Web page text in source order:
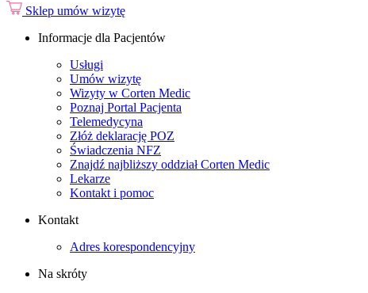
Sklep umów wizytę
Informacje dla Pacjentów
Usługi
Umów wizytę
Wizyty w Corten Medic
Poznaj Portal Pacjenta
Telemedycyna
Złóż deklarację POZ
Świadczenia NFZ
Znajdź najbliższy oddział Corten Medic
Lekarze
Kontakt i pomoc
Kontakt
Adres korespondencyjny
Na skróty